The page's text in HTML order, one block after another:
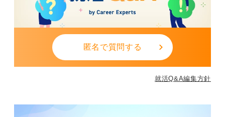
匿名で質問する
就活Q&A編集方針